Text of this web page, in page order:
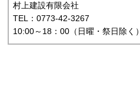
村上建設有限会社
TEL：0773-42-3267
10:00～18：00（日曜・祭日除く）